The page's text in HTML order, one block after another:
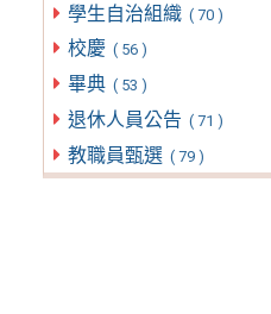
學生自治組織 ( 70 )
校慶 ( 56 )
畢典 ( 53 )
退休人員公告 ( 71 )
教職員甄選 ( 79 )